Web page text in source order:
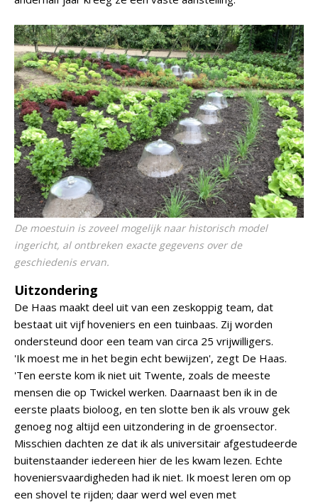
De moestuin is zoveel mogelijk naar historisch model
ingericht, al ontbreken exacte gegevens over de
geschiedenis ervan.
Uitzondering
De Haas maakt deel uit van een zeskoppig team, dat
bestaat uit vijf hoveniers en een tuinbaas. Zij worden
ondersteund door een team van circa 25 vrijwilligers.
'Ik moest me in het begin echt bewijzen', zegt De Haas.
'Ten eerste kom ik niet uit Twente, zoals de meeste
mensen die op Twickel werken. Daarnaast ben ik in de
eerste plaats bioloog, en ten slotte ben ik als vrouw gek
genoeg nog altijd een uitzondering in de groensector.
Misschien dachten ze dat ik als universitair afgestudeerde
buitenstaander iedereen hier de les kwam lezen. Echte
hoveniersvaardigheden had ik niet. Ik moest leren om op
een shovel te rijden; daar werd wel even met